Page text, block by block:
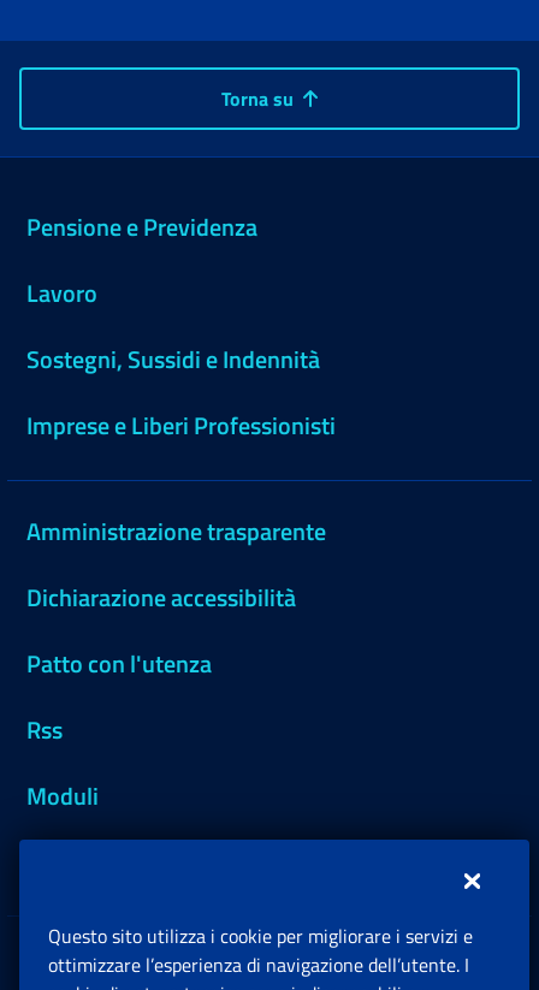
Torna su
Pensione e Previdenza
Lavoro
Sostegni, Sussidi e Indennità
Imprese e Liberi Professionisti
Amministrazione trasparente
Dichiarazione accessibilità
Patto con l'utenza
Rss
Moduli
Sedi e Contatti
Questo sito utilizza i cookie per migliorare i servizi e
ottimizzare l’esperienza di navigazione dell’utente. I